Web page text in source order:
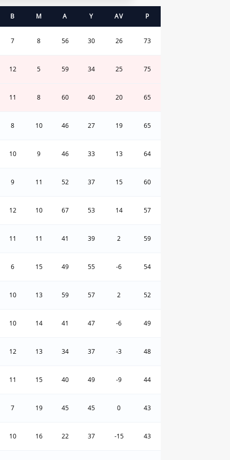
B M A Y AV P
7 8 56 30 26 73
12 5 59 34 25 75
11 8 60 40 20 65
8 10 46 27 19 65
10 9 46 33 13 64
9 11 52 37 15 60
12 10 67 53 14 57
11 11 41 39 2 59
6 15 49 55 -6 54
10 13 59 57 2 52
10 14 41 47 -6 49
12 13 34 37 -3 48
11 15 40 49 -9 44
7 19 45 45 0 43
10 16 22 37 -15 43